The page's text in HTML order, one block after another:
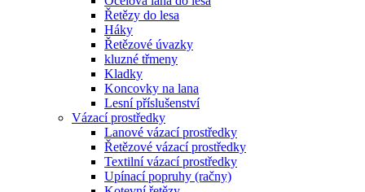
Řetězy do lesa
Háky
Řetězové úvazky
kluzné třmeny
Kladky
Koncovky na lana
Lesní příslušenství
Vázací prostředky
Lanové vázací prostředky
Řetězové vázací prostředky
Textilní vázací prostředky
Upínací popruhy (račny)